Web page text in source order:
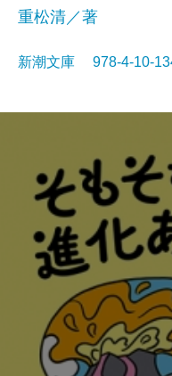
重松清／著
新潮文庫 978-4-10-